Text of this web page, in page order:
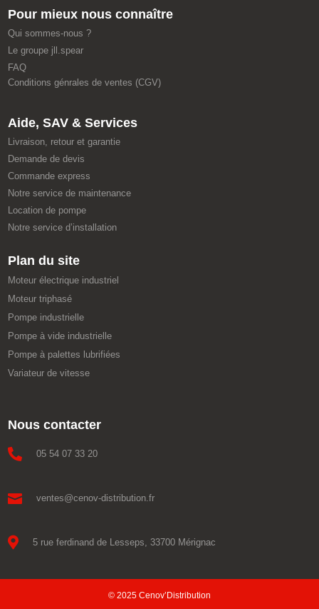
Pour mieux nous connaître
Qui sommes-nous ?
Le groupe jll.spear
FAQ
Conditions génrales de ventes (CGV)
Aide, SAV & Services
Livraison, retour et garantie
Demande de devis
Commande express
Notre service de maintenance
Location de pompe
Notre service d’installation
Plan du site
Moteur électrique industriel
Moteur triphasé
Pompe industrielle
Pompe à vide industrielle
Pompe à palettes lubrifiées
Variateur de vitesse
Nous contacter
 05 54 07 33 20
 ventes@cenov-distribution.fr
 5 rue ferdinand de Lesseps, 33700 Mérignac
© 2025 Cenov’Distribution